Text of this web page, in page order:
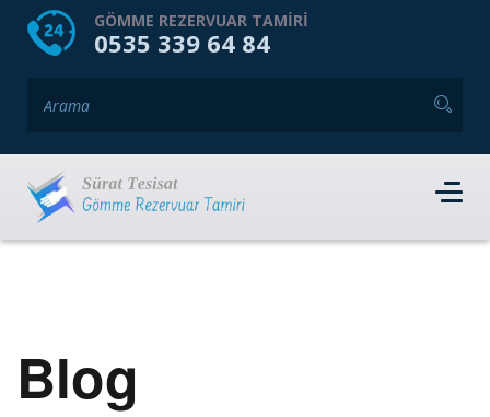
HOME HAKKIMIZDA
GÖMME REZERVUAR TAMIRI
0535 339 64 84
Blog